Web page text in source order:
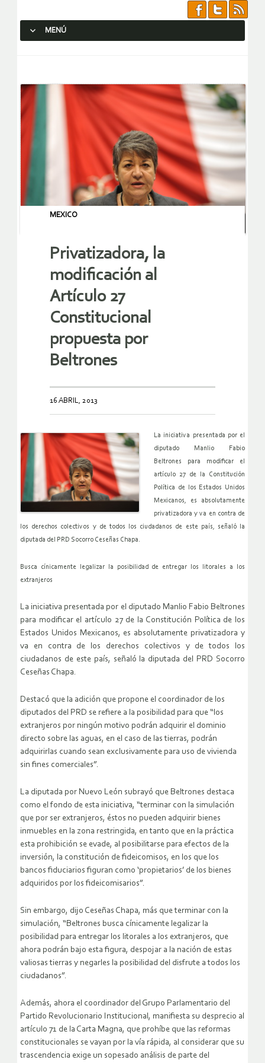
MENÚ
MEXICO
Privatizadora, la
modificación al
Artículo 27
Constitucional
propuesta por
Beltrones
16 ABRIL, 2013
La iniciativa presentada por el
diputado Manlio Fabio
Beltrones para modificar el
artículo 27 de la Constitución
Política de los Estados Unidos
Mexicanos, es absolutamente
privatizadora y va en contra de
los derechos colectivos y de todos los ciudadanos de este país, señaló la
diputada del PRD Socorro Ceseñas Chapa.
Busca cínicamente legalizar la posibilidad de entregar los litorales a los
extranjeros
La iniciativa presentada por el diputado Manlio Fabio Beltrones
para modificar el artículo 27 de la Constitución Política de los
Estados Unidos Mexicanos, es absolutamente privatizadora y
va en contra de los derechos colectivos y de todos los
ciudadanos de este país, señaló la diputada del PRD Socorro
Ceseñas Chapa.
Destacó que la adición que propone el coordinador de los
diputados del PRD se refiere a la posibilidad para que “los
extranjeros por ningún motivo podrán adquirir el dominio
directo sobre las aguas, en el caso de las tierras, podrán
adquirirlas cuando sean exclusivamente para uso de vivienda
sin fines comerciales”.
La diputada por Nuevo León subrayó que Beltrones destaca
como el fondo de esta iniciativa, “terminar con la simulación
que por ser extranjeros, éstos no pueden adquirir bienes
inmuebles en la zona restringida, en tanto que en la práctica
esta prohibición se evade, al posibilitarse para efectos de la
inversión, la constitución de fideicomisos, en los que los
bancos fiduciarios figuran como ‘propietarios’ de los bienes
adquiridos por los fideicomisarios”.
Sin embargo, dijo Ceseñas Chapa, más que terminar con la
simulación, “Beltrones busca cínicamente legalizar la
posibilidad para entregar los litorales a los extranjeros, que
ahora podrán bajo esta figura, despojar a la nación de estas
valiosas tierras y negarles la posibilidad del disfrute a todos los
ciudadanos”.
Además, ahora el coordinador del Grupo Parlamentario del
Partido Revolucionario Institucional, manifiesta su desprecio al
artículo 71 de la Carta Magna, que prohíbe que las reformas
constitucionales se vayan por la vía rápida, al considerar que su
trascendencia exige un sopesado análisis de parte del